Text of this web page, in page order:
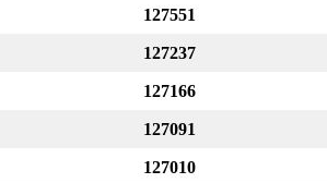
127551
127237
127166
127091
127010